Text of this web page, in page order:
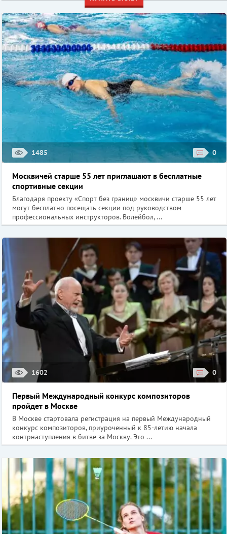
1485 0
Москвичей старше 55 лет приглашают в бесплатные
спортивные секции
Благодаря проекту «Спорт без границ» москвичи старше 55 лет
могут бесплатно посещать секции под руководством
профессиональных инструкторов. Волейбол, ...
1602 0
Первый Международный конкурс композиторов
пройдет в Москве
В Москве стартовала регистрация на первый Международный
конкурс композиторов, приуроченный к 85-летию начала
контрнаступления в битве за Москву. Это ...